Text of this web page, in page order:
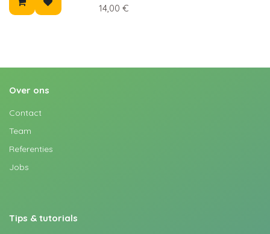
14,00 €
Over ons
Contact
Team
Referenties
Jobs
Tips & tutorials